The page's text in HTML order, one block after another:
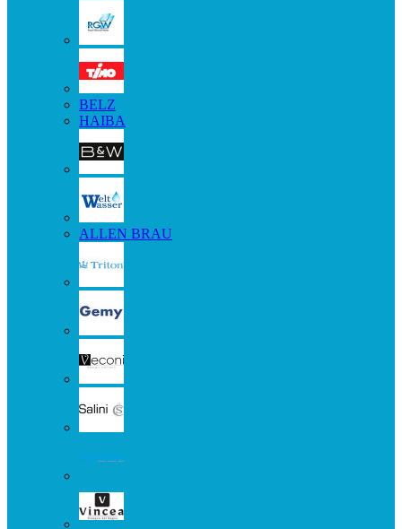
BELZ
HAIBA
ALLEN BRAU